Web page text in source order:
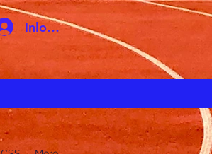
Inloggen